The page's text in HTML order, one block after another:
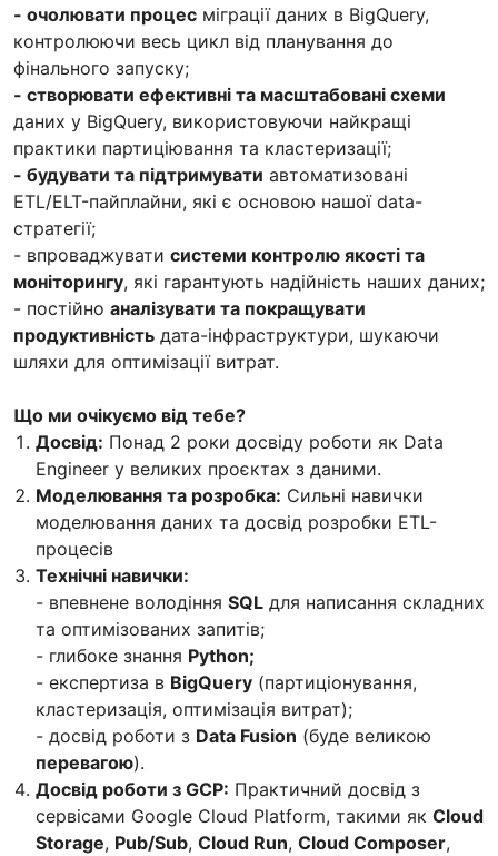
- очолювати процес міграції даних в BigQuery,
контролюючи весь цикл від планування до
фінального запуску;
- створювати ефективні та масштабовані схеми
даних у BigQuery, використовуючи найкращі
практики партиціювання та кластеризації;
- будувати та підтримувати автоматизовані
ETL/ELT-пайплайни, які є основою нашої data-
стратегії;
- впроваджувати системи контролю якості та
моніторингу, які гарантують надійність наших даних;
- постійно аналізувати та покращувати
продуктивність дата-інфраструктури, шукаючи
шляхи для оптимізації витрат.
Що ми очікуємо від тебе?
Досвід: Понад 2 роки досвіду роботи як Data
Engineer у великих проєктах з даними.
Моделювання та розробка: Сильні навички
моделювання даних та досвід розробки ETL-
процесів
Технічні навички:
- впевнене володіння SQL для написання складних
та оптимізованих запитів;
- глибоке знання Python;
- експертиза в BigQuery (партиціонування,
кластеризація, оптимізація витрат);
- досвід роботи з Data Fusion (буде великою
перевагою).
Досвід роботи з GCP: Практичний досвід з
сервісами Google Cloud Platform, такими як Cloud
Storage, Pub/Sub, Cloud Run, Cloud Composer,